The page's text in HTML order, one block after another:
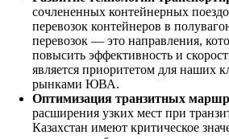
сочлененных контейнерных
перевозок контейнеров в
перевозок — это направления,
повысить эффективность и
является приоритетом для наших
рынками ЮВА.
Оптимизация транзитных
расширения узких мест при
Казахстан имеют критическое